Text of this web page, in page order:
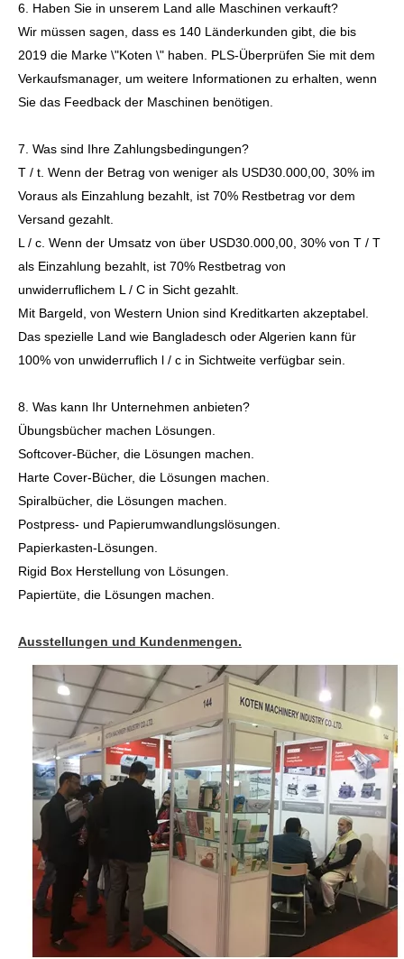
6. Haben Sie in unserem Land alle Maschinen verkauft?
Wir müssen sagen, dass es 140 Länderkunden gibt, die bis
2019 die Marke \"Koten \" haben. PLS-Überprüfen Sie mit dem
Verkaufsmanager, um weitere Informationen zu erhalten, wenn
Sie das Feedback der Maschinen benötigen.
7. Was sind Ihre Zahlungsbedingungen?
T / t. Wenn der Betrag von weniger als USD30.000,00, 30% im
Voraus als Einzahlung bezahlt, ist 70% Restbetrag vor dem
Versand gezahlt.
L / c. Wenn der Umsatz von über USD30.000,00, 30% von T / T
als Einzahlung bezahlt, ist 70% Restbetrag von
unwiderruflichem L / C in Sicht gezahlt.
Mit Bargeld, von Western Union sind Kreditkarten akzeptabel.
Das spezielle Land wie Bangladesch oder Algerien kann für
100% von unwiderruflich l / c in Sichtweite verfügbar sein.
8. Was kann Ihr Unternehmen anbieten?
Übungsbücher machen Lösungen.
Softcover-Bücher, die Lösungen machen.
Harte Cover-Bücher, die Lösungen machen.
Spiralbücher, die Lösungen machen.
Postpress- und Papierumwandlungslösungen.
Papierkasten-Lösungen.
Rigid Box Herstellung von Lösungen.
Papiertüte, die Lösungen machen.
Ausstellungen und Kundenmengen.